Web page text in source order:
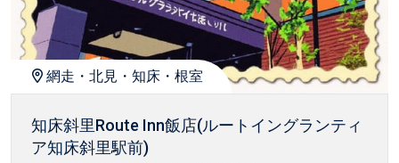
網走・北見・知床・根室
知床斜里Route Inn飯店(ルートイングランティ
ア知床斜里駅前)